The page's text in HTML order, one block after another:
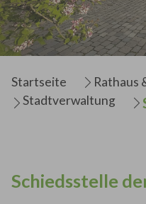
Startseite
Rathaus
Stadtverwaltung
Schiedsstelle